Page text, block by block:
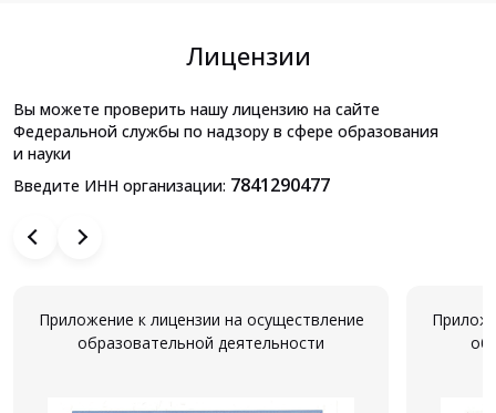
Лицензии
Вы можете проверить нашу лицензию на сайте
Федеральной службы по надзору в сфере образования
и науки
Введите ИНН организации: 7841290477
Приложение к лицензии на осуществление
образовательной деятельности